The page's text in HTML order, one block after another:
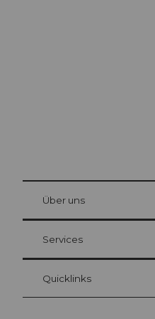
Gästekarte Luzern
Ihre Vorteile als Übernachtungsgast
at Bre
Über uns
Services
Quicklinks